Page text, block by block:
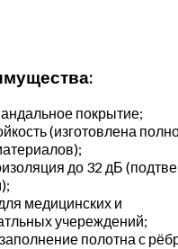
покрытие;
(изготовлена
до 32 дБ
медицинских и
учереждений;
полотна с